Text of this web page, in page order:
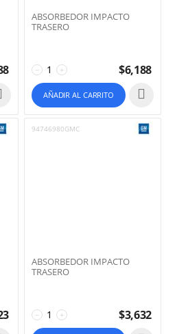
ABSORBEDOR IMPACTO
TRASERO
+
− $6,188
AÑADIR AL CARRITO
94746980GMC
ABSORBEDOR IMPACTO
TRASERO
+
− $3,632